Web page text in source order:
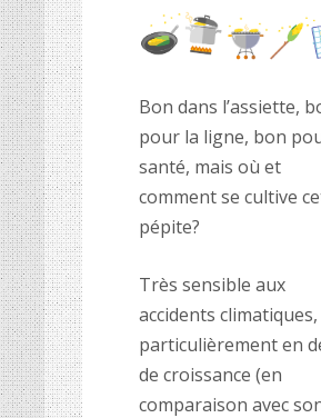
Bon dans l’assiette,
pour la ligne, bon
santé, mais où et
comment se cultive
pépite?
Très sensible aux
accidents climatiques,
particulièrement en
de croissance (en
comparaison avec